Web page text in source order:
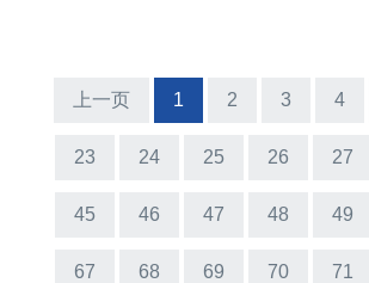
上一页 1 2 3 4
23 24 25 26 27
45 46 47 48 49
67 68 69 70 71